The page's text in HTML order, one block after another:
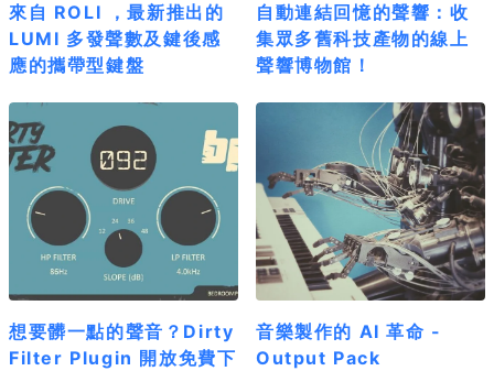
來自 ROLI ，最新推出的
LUMI 多發聲數及鍵後感
應的攜帶型鍵盤
自動連結回憶的聲響：收
集眾多舊科技產物的線上
聲響博物館！
想要髒一點的聲音？Dirty
Filter Plugin 開放免費下
音樂製作的 AI 革命 -
Output Pack